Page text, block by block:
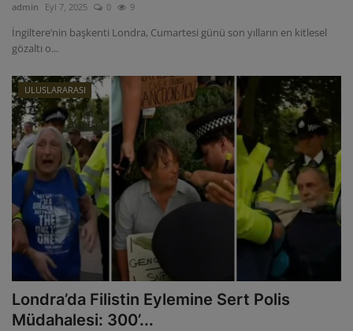
admin Eyl 7, 2025 0 9
İngiltere’nin başkenti Londra, Cumartesi günü son yılların en kitlesel
gözaltı o...
ULUSLARARASI
Londra’da Filistin Eylemine Sert Polis
Müdahalesi: 300’...